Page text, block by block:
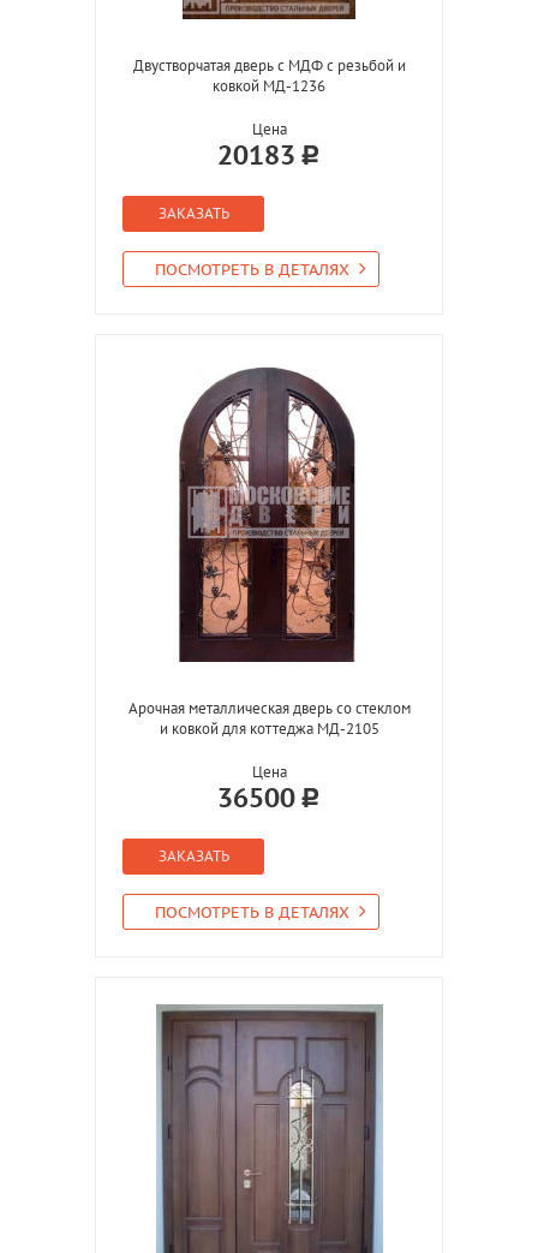
Двустворчатая дверь с МДФ с резьбой и
ковкой МД-1236
Цена
20183
ЗАКАЗАТЬ
ПОСМОТРЕТЬ В ДЕТАЛЯХ
Арочная металлическая дверь со стеклом
и ковкой для коттеджа МД-2105
Цена
36500
ЗАКАЗАТЬ
ПОСМОТРЕТЬ В ДЕТАЛЯХ